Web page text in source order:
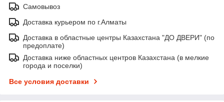
Самовывоз
Доставка курьером по г.Алматы
Доставка в областные центры Казахстана "ДО ДВЕРИ" (по
предоплате)
Доставка ниже областных центров Казахстана (в мелкие
города и поселки)
Все условия доставки